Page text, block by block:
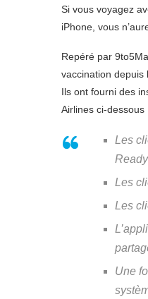
Si vous voyagez
iPhone, vous
Repéré par
vaccination depuis
Ils ont fourni des
Airlines ci-dessous
Les
Les
Les
Une